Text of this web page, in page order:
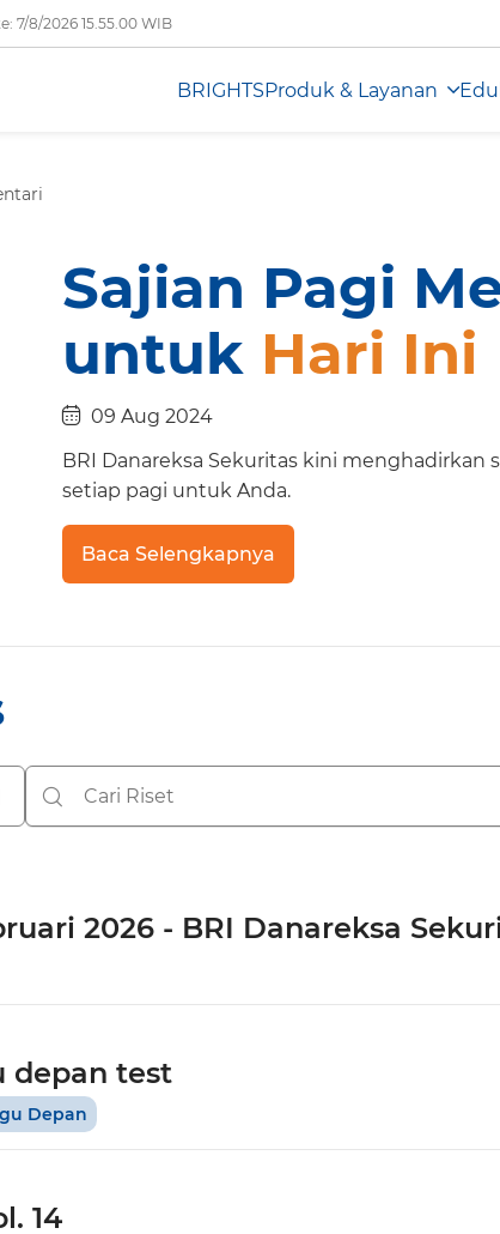
7/8/2026 15.55.00 WIB
BRIGHTSProduk & Layanan
Sajian Pagi
untuk Hari Ini
09 Aug 2024
BRI Danareksa Sekuritas kini
setiap pagi untuk Anda.
Baca Selengkapnya
2026 - BRI Danareksa
depan test
Depan
14